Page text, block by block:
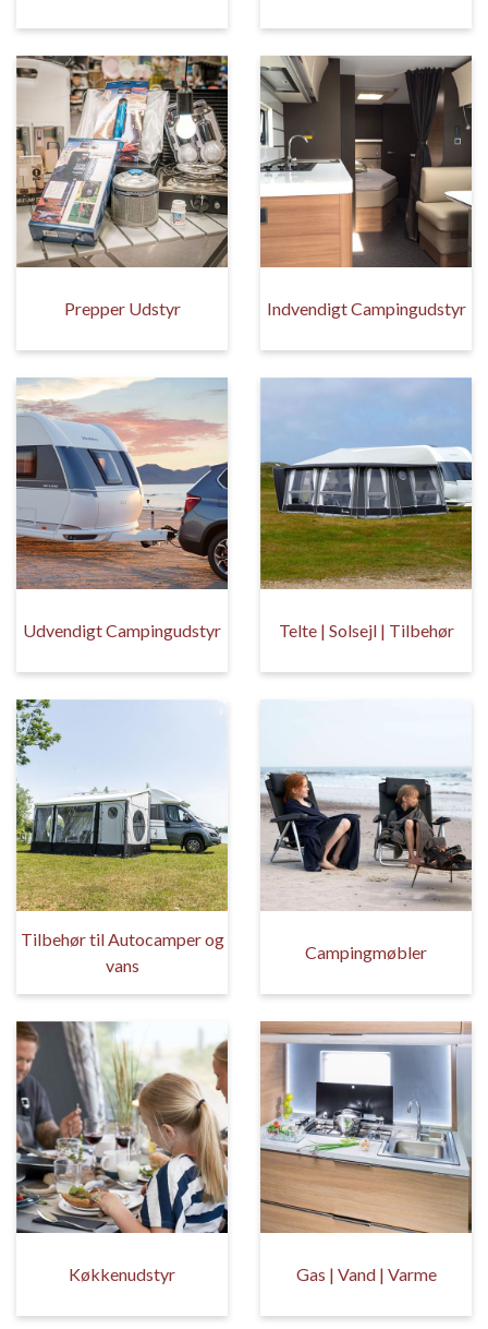
Prepper Udstyr Indvendigt Campingudstyr
Udvendigt Campingudstyr Telte | Solsejl | Tilbehør
Tilbehør til Autocamper og
vans
Campingmøbler
Køkkenudstyr Gas | Vand | Varme